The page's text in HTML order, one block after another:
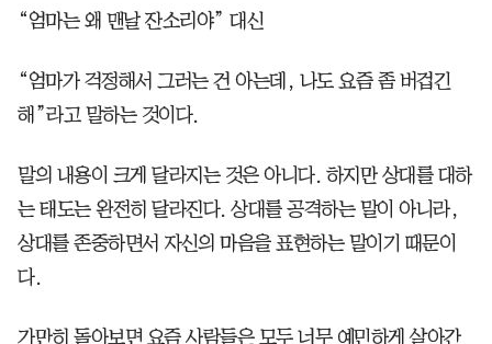
“엄마는 왜 맨날 잔소리야” 대신
“엄마가 걱정해서 그러는 건 아는데, 나도 요즘 좀 버겁긴
해”라고 말하는 것이다.
말의 내용이 크게 달라지는 것은 아니다. 하지만 상대를 대하
는 태도는 완전히 달라진다. 상대를 공격하는 말이 아니라,
상대를 존중하면서 자신의 마음을 표현하는 말이기 때문이
다.
가만히 돌아보면 요즘 사람들은 모두 너무 예민하게 살아간